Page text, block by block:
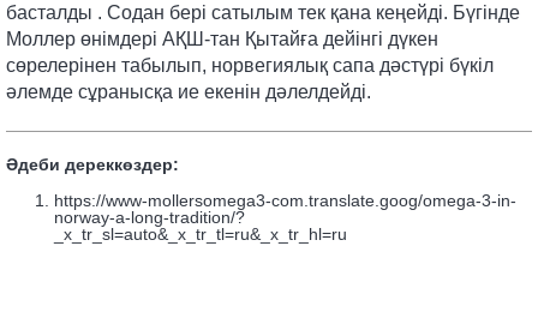
басталды . Содан бері сатылым тек қана кеңейді. Бүгінде
Моллер өнімдері АҚШ-тан Қытайға дейінгі дүкен
сөрелерінен табылып, норвегиялық сапа дәстүрі бүкіл
әлемде сұранысқа ие екенін дәлелдейді.
Әдеби дереккөздер:
https://www-mollersomega3-com.translate.goog/omega-3-in-
norway-a-long-tradition/?
_x_tr_sl=auto&_x_tr_tl=ru&_x_tr_hl=ru